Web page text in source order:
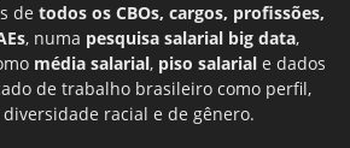
de todos os CBOs, cargos, profissões,
, numa pesquisa salarial big data,
média salarial, piso salarial e dados
de trabalho brasileiro como perfil,
racial e de gênero.